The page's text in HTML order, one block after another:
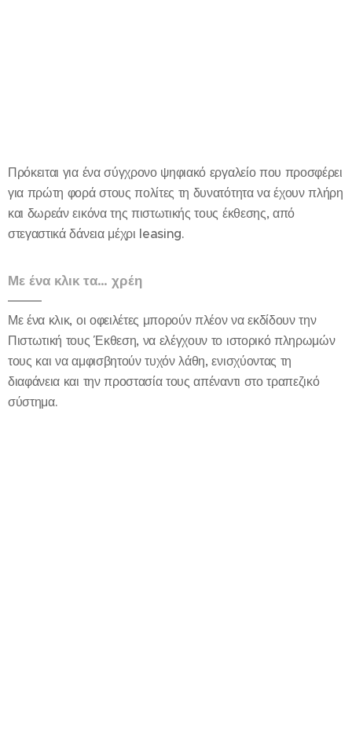
Πρόκειται για ένα σύγχρονο ψηφιακό εργαλείο που προσφέρει
για πρώτη φορά στους πολίτες τη δυνατότητα να έχουν πλήρη
και δωρεάν εικόνα της πιστωτικής τους έκθεσης, από
στεγαστικά δάνεια μέχρι leasing.
Με ένα κλικ τα… χρέη
Με ένα κλικ, οι οφειλέτες μπορούν πλέον να εκδίδουν την
Πιστωτική τους Έκθεση, να ελέγχουν το ιστορικό πληρωμών
τους και να αμφισβητούν τυχόν λάθη, ενισχύοντας τη
διαφάνεια και την προστασία τους απέναντι στο τραπεζικό
σύστημα.